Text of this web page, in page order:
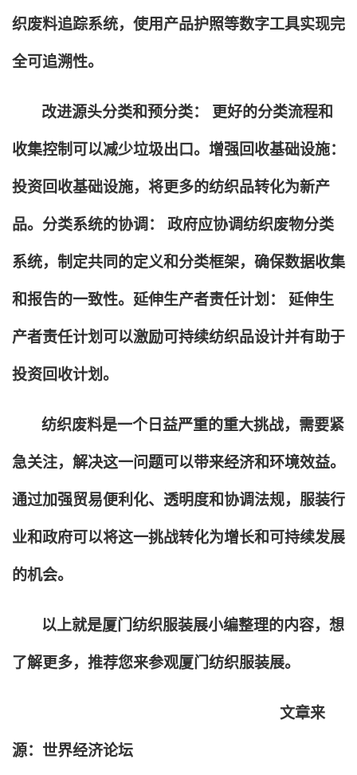
织废料追踪系统，使用产品护照等数字工具实现完
全可追溯性。
改进源头分类和预分类： 更好的分类流程和
收集控制可以减少垃圾出口。增强回收基础设施：
投资回收基础设施，将更多的纺织品转化为新产
品。分类系统的协调： 政府应协调纺织废物分类
系统，制定共同的定义和分类框架，确保数据收集
和报告的一致性。延伸生产者责任计划： 延伸生
产者责任计划可以激励可持续纺织品设计并有助于
投资回收计划。
纺织废料是一个日益严重的重大挑战，需要紧
急关注，解决这一问题可以带来经济和环境效益。
通过加强贸易便利化、透明度和协调法规，服装行
业和政府可以将这一挑战转化为增长和可持续发展
的机会。
以上就是厦门纺织服装展小编整理的内容，想
了解更多，推荐您来参观厦门纺织服装展。
文章来
源：世界经济论坛